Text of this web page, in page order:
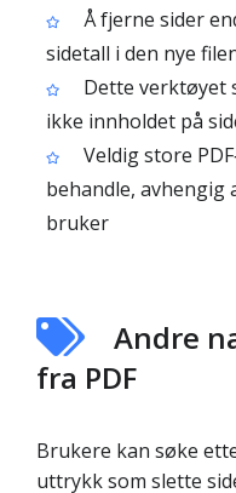
Å fjerne sider
sidetall i den nye
Dette verktøyet
ikke innholdet på
Veldig store
behandle, avhengig
bruker
Andre
fra PDF
Brukere kan søke
uttrykk som slette